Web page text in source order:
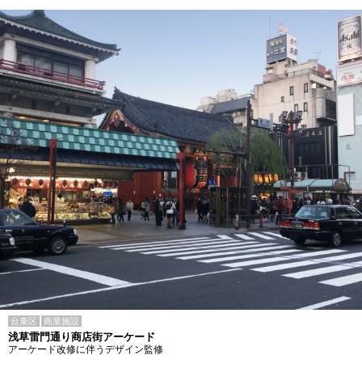
台東区 商業施設
浅草雷門通り商店街アーケード
アーケード改修に伴うデザイン監修